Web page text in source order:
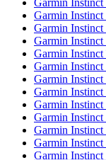
Garmin Instinct
Garmin Instinct
Garmin Instinct
Garmin
Garmin Instinct
Garmin Instinct
Garmin Instinct
Garmin Instinct
Garmin Instinct
Garmin
Garmin Instinct
Garmin Instinct
Garmin Instinct